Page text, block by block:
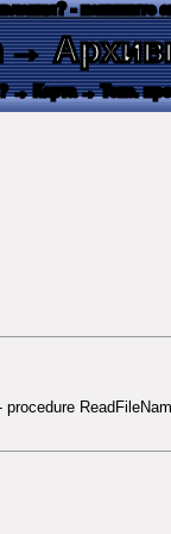
- напишите
→
→ Карта → Текс.